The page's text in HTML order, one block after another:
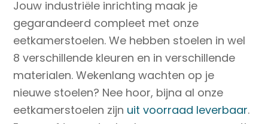
Jouw industriële inrichting maak je
gegarandeerd compleet met onze
eetkamerstoelen. We hebben stoelen in wel
8 verschillende kleuren en in verschillende
materialen. Wekenlang wachten op je
nieuwe stoelen? Nee hoor, bijna al onze
eetkamerstoelen zijn uit voorraad leverbaar.